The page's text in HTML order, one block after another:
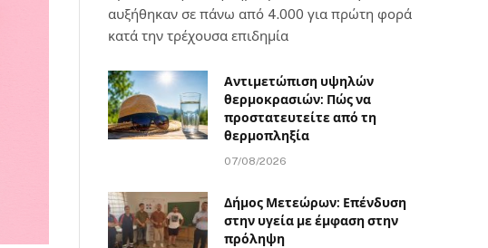
αυξήθηκαν σε πάνω από 4.000 για πρώτη φορά
κατά την τρέχουσα επιδημία
Αντιμετώπιση υψηλών
θερμοκρασιών: Πώς να
προστατευτείτε από τη
θερμοπληξία
07/08/2026
Δήμος Μετεώρων: Επένδυση
στην υγεία με έμφαση στην
πρόληψη